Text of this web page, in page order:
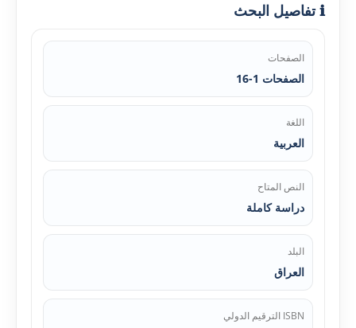
ℹ️ تفاصيل البحث
الصفحات
الصفحات 1-16
اللغة
العربية
النص المتاح
دراسة كاملة
البلد
العراق
ISBN الترقيم الدولي